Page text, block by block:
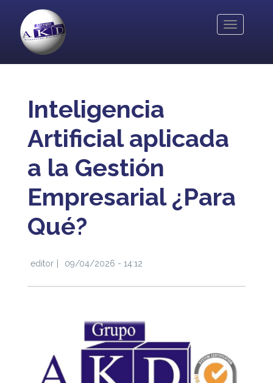
contenido
principal
Toggle
Inteligencia
Artificial aplicada
a la Gestión
Empresarial ¿Para
Qué?
editor 09/04/2026 - 14:12